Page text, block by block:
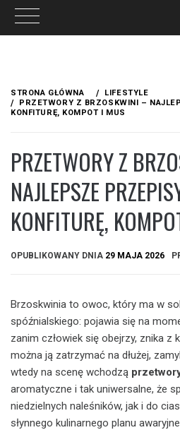
treści
STRONA GŁÓWNA
LIFESTYLE
PRZETWORY Z BRZOSKWINI –
KONFITURĘ, KOMPOT I MUS
PRZETWORY Z
NAJLEPSZE
KONFITURĘ,
OPUBLIKOWANY DNIA 29 MAJA 2026
Brzoskwinia to owoc, który ma w
spóźnialskiego: pojawia się na
zanim człowiek się obejrzy, znika z
można ją zatrzymać na dłużej,
wtedy na scenę wchodzą
aromatyczne i tak uniwersalne, że
niedzielnych naleśników, jak i do
słynnego kulinarnego planu